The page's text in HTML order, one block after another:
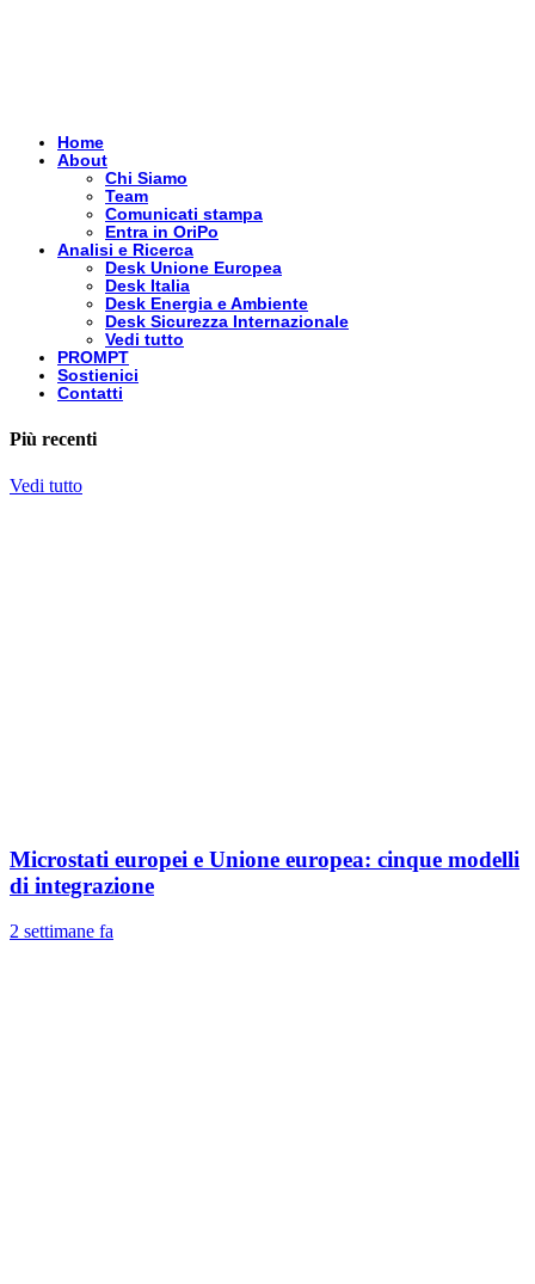
Home
About
Chi Siamo
Team
Comunicati stampa
Entra in OriPo
Analisi e Ricerca
Desk Unione Europea
Desk Italia
Desk Energia e Ambiente
Desk Sicurezza Internazionale
Vedi tutto
PROMPT
Sostienici
Contatti
Più recenti
Vedi tutto
Microstati europei e Unione europea: cinque modelli
di integrazione
2 settimane fa